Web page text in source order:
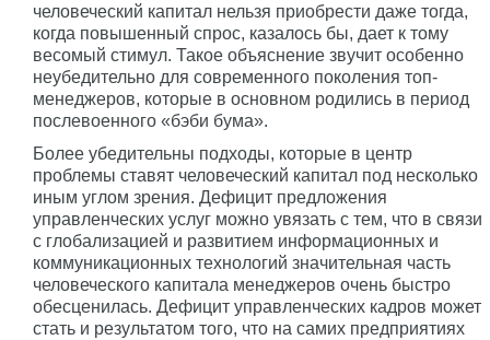
человеческий капитал нельзя приобрести даже тогда,
когда повышенный спрос, казалось бы, дает к тому
весомый стимул. Такое объяснение звучит особенно
неубедительно для современного поколения топ-
менеджеров, которые в основном родились в период
послевоенного «бэби бума».
Более убедительны подходы, которые в центр
проблемы ставят человеческий капитал под несколько
иным углом зрения. Дефицит предложения
управленческих услуг можно увязать с тем, что в связи
с глобализацией и развитием информационных и
коммуникационных технологий значительная часть
человеческого капитала менеджеров очень быстро
обесценилась. Дефицит управленческих кадров может
стать и результатом того, что на самих предприятиях